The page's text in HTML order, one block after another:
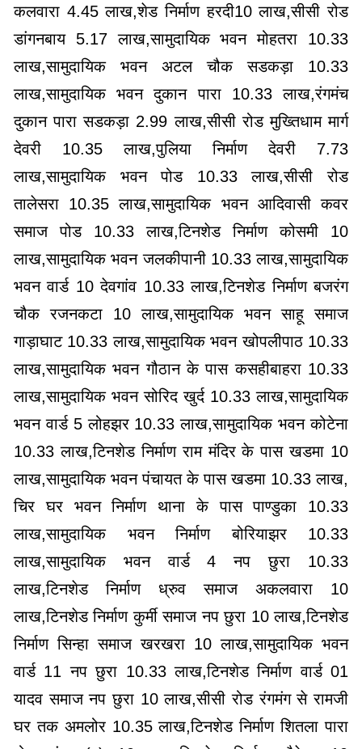
कलवारा 4.45 लाख,शेड निर्माण हरदी10 लाख,सीसी रोड
डांगनबाय 5.17 लाख,सामुदायिक भवन मोहतरा 10.33
लाख,सामुदायिक भवन अटल चौक सडकड़ा 10.33
लाख,सामुदायिक भवन दुकान पारा 10.33 लाख,रंगमंच
दुकान पारा सडकड़ा 2.99 लाख,सीसी रोड मुख्तिधाम मार्ग
देवरी 10.35 लाख,पुलिया निर्माण देवरी 7.73
लाख,सामुदायिक भवन पोड 10.33 लाख,सीसी रोड
तालेसरा 10.35 लाख,सामुदायिक भवन आदिवासी कवर
समाज पोड 10.33 लाख,टिनशेड निर्माण कोसमी 10
लाख,सामुदायिक भवन जलकीपानी 10.33 लाख,सामुदायिक
भवन वार्ड 10 देवगांव 10.33 लाख,टिनशेड निर्माण बजरंग
चौक रजनकटा 10 लाख,सामुदायिक भवन साहू समाज
गाड़ाघाट 10.33 लाख,सामुदायिक भवन खोपलीपाठ 10.33
लाख,सामुदायिक भवन गौठान के पास कसहीबाहरा 10.33
लाख,सामुदायिक भवन सोरिद खुर्द 10.33 लाख,सामुदायिक
भवन वार्ड 5 लोहझर 10.33 लाख,सामुदायिक भवन कोटेना
10.33 लाख,टिनशेड निर्माण राम मंदिर के पास खडमा 10
लाख,सामुदायिक भवन पंचायत के पास खडमा 10.33 लाख,
चिर घर भवन निर्माण थाना के पास पाण्डुका 10.33
लाख,सामुदायिक भवन निर्माण बोरियाझर 10.33
लाख,सामुदायिक भवन वार्ड 4 नप छुरा 10.33
लाख,टिनशेड निर्माण ध्रुव समाज अकलवारा 10
लाख,टिनशेड निर्माण कुर्मी समाज नप छुरा 10 लाख,टिनशेड
निर्माण सिन्हा समाज खरखरा 10 लाख,सामुदायिक भवन
वार्ड 11 नप छुरा 10.33 लाख,टिनशेड निर्माण वार्ड 01
यादव समाज नप छुरा 10 लाख,सीसी रोड रंगमंग से रामजी
घर तक अमलोर 10.35 लाख,टिनशेड निर्माण शितला पारा